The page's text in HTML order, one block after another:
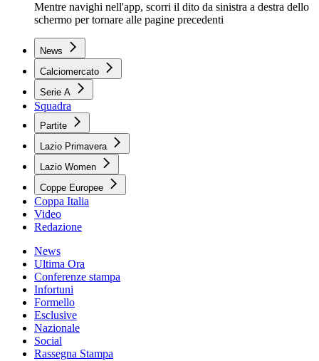
Mentre navighi nell'app, scorri il dito da sinistra a destra dello
schermo per tornare alle pagine precedenti
News
Calciomercato
Serie A
Squadra
Partite
Lazio Primavera
Lazio Women
Coppe Europee
Coppa Italia
Video
Redazione
News
Ultima Ora
Conferenze stampa
Infortuni
Formello
Esclusive
Nazionale
Social
Rassegna Stampa